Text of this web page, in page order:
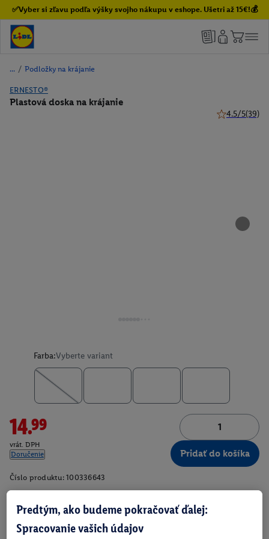
✅Vyber si zľavu podľa výšky svojho nákupu v eshope. Ušetri až 15€!💰
/ Podložky na krájanie
ERNESTO®
Plastová doska na krájanie
4.5/5(39)
Farba:Vyberte variant
14.99
vrát. DPH
Doručenie
Pridať do košíka
Číslo produktu: 100336643
Predtým, ako budeme pokračovať ďalej:
Spracovanie vašich údajov